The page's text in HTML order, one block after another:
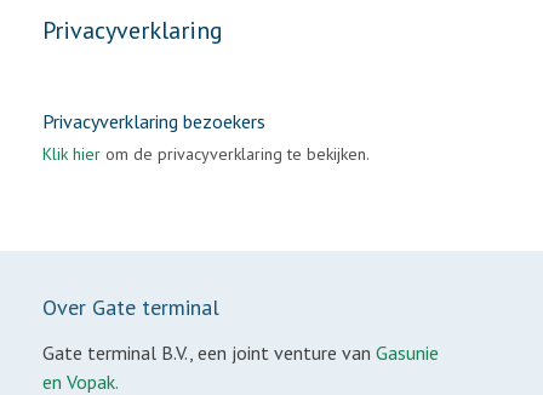
Privacyverklaring
Privacyverklaring bezoekers
Klik hier om de privacyverklaring te bekijken.
Over Gate terminal
Gate terminal B.V., een joint venture van Gasunie
en Vopak.